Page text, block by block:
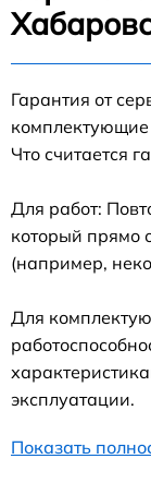
Гарантия от
Что считается
Для работ:
который прямо
(например,
Для
эксплуатации.
Показать